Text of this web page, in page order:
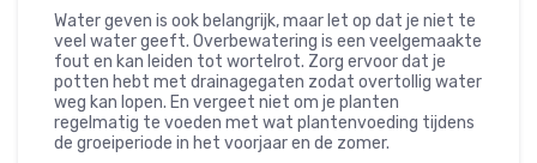
Water geven is ook belangrijk, maar let op dat je niet te
veel water geeft. Overbewatering is een veelgemaakte
fout en kan leiden tot wortelrot. Zorg ervoor dat je
potten hebt met drainagegaten zodat overtollig water
weg kan lopen. En vergeet niet om je planten
regelmatig te voeden met wat plantenvoeding tijdens
de groeiperiode in het voorjaar en de zomer.